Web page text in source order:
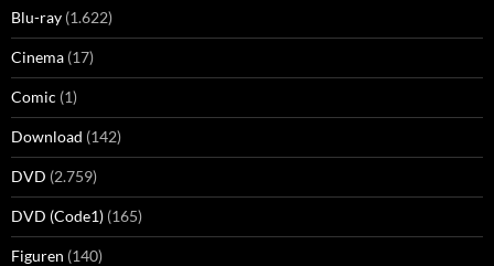
Blu-ray (1.622)
Cinema (17)
Comic (1)
Download (142)
DVD (2.759)
DVD (Code1) (165)
Figuren (140)